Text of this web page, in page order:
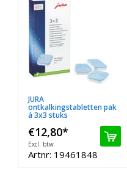
JURA
ontkalkingstabletten pak
á 3x3 stuks
€12,80*
Excl. btw
Artnr: 19461848